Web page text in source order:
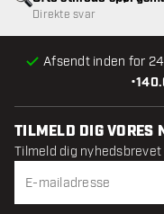
•
Afsendt inden for
Direkte svar
TILMELD DIG VORES
Tilmeld dig